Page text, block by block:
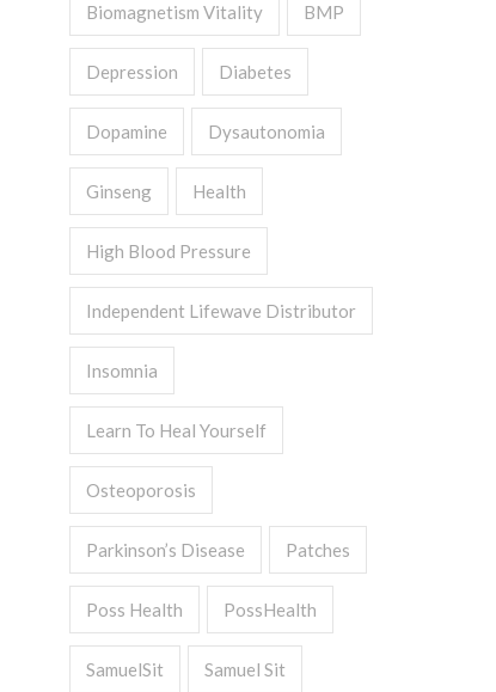
Biomagnetism Vitality BMP
Depression Diabetes
Dopamine Dysautonomia
Ginseng Health
High Blood Pressure
Independent Lifewave Distributor
Insomnia
Learn To Heal Yourself
Osteoporosis
Parkinson’s Disease Patches
Poss Health PossHealth
SamuelSit Samuel Sit